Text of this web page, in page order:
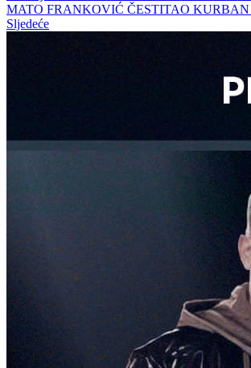
MATO FRANKOVIĆ ČESTITAO
Sljedeće